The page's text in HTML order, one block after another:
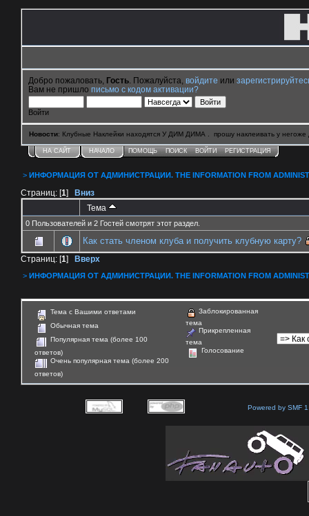
Добро пожаловать, Гость . Пожалуйста, войдите или
Вам не пришло письмо с кодом активации?
Войти
Новости: Клубные Наклейки находятся У ДИМ ДИМА . прошу наклеивать у негоже
НА САЙТ НАЧАЛО ПОМОЩЬ ПОИСК ВОЙТИ РЕГИСТРАЦИЯ
> ИНФОРМАЦИЯ ОТ АДМИНИСТРАЦИИ. THE INFORMATION FROM
Страниц: [1] Вниз
Тема
0 Пользователей и 2 Гостей смотрят этот раздел.
Как стать членом клуба и получить клубную карту?
Страниц: [1] Вверх
> ИНФОРМАЦИЯ ОТ АДМИНИСТРАЦИИ. THE INFORMATION FROM
Тема с Вашими ответами
Обычная тема
Популярная тема (более 100
ответов)
Очень популярная тема (более 200
ответов)
Заблокированная
тема
Прикрепленная
тема
Голосование
Powered by SMF